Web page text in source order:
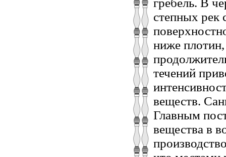
гребель. В
степных рек
ниже
течений
веществ.
Главным
вещества в